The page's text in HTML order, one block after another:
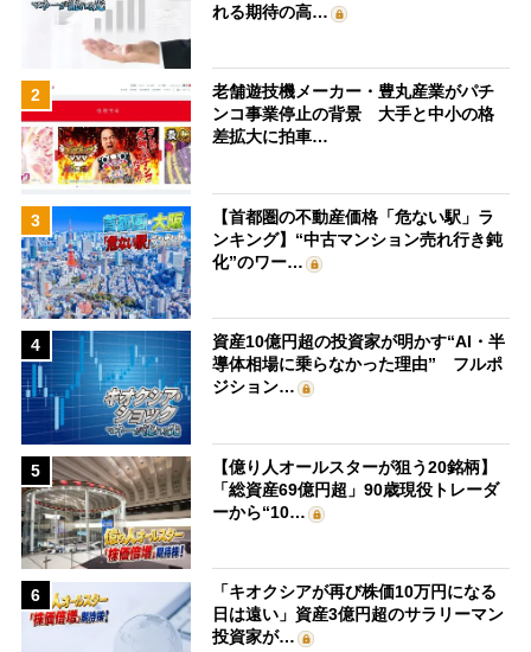
れる期待の高…
2
老舗遊技機メーカー・豊丸産業がパチ
ンコ事業停止の背景 大手と中小の格
差拡大に拍車…
3
【首都圏の不動産価格「危ない駅」ラ
ンキング】“中古マンション売れ行き鈍
化”のワー…
4
資産10億円超の投資家が明かす“AI・半
導体相場に乗らなかった理由” フルポ
ジション…
5
【億り人オールスターが狙う20銘柄】
「総資産69億円超」90歳現役トレーダ
ーから“10…
6
「キオクシアが再び株価10万円になる
日は遠い」資産3億円超のサラリーマン
投資家が…